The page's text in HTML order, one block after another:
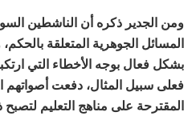
ومن الجدير ذكره أن الناشطين
المسائل الجوهرية المتعلقة
بشكل فعال بوجه الأخطاء التي
فعلى سبيل المثال، دفعت أصواتهم
المقترحة على مناهج التعليم